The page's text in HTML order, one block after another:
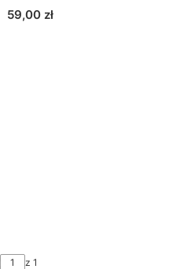
POLKADOT 80mm
Cena
59,00 zł
z 1